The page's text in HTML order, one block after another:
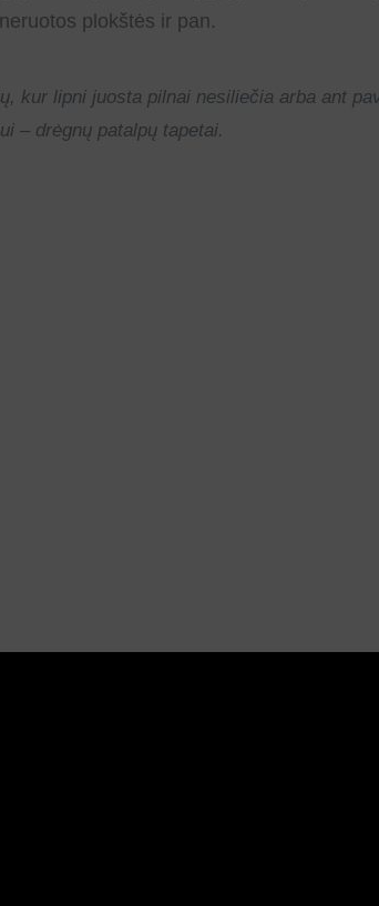
plokštės ir pan.
kur lipni juosta pilnai nesiliečia arba ant
– drėgnų patalpų tapetai.